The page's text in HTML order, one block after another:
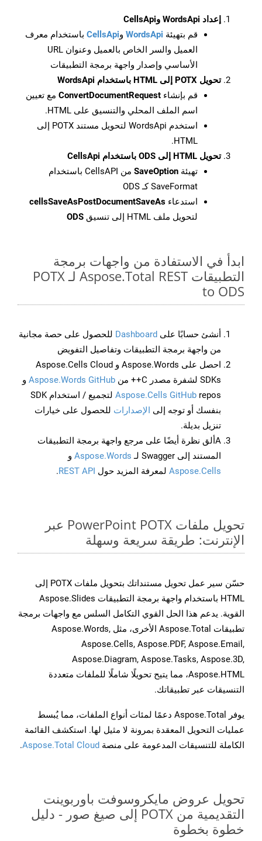
إعداد WordsApi وCellsApi
قم بتهيئة WordsApi وCellsApi باستخدام معرف
العميل والسر الخاص بالعميل وعنوان URL
الأساسي وإصدار واجهة برمجة التطبيقات
تحويل POTX إلى HTML باستخدام WordsApi
قم بإنشاء ConvertDocumentRequest مع تعيين
اسم الملف المحلي والتنسيق على HTML.
استخدم WordsApi لتحويل مستند POTX إلى
HTML.
تحويل HTML إلى ODS باستخدام CellsApi
تهيئة SaveOption
من CellsAPI باستخدام
SaveFormat كـ ODS
استدعاء cellsSaveAsPostDocumentSaveAs
لتحويل ملف HTML إلى تنسيق
ODS
ابدأ في الاستفادة من واجهات برمجة
التطبيقات Aspose.Total REST لـ POTX
to ODS
أنشئ حسابًا على Dashboard للحصول على حصة مجانية
من واجهة برمجة التطبيقات وتفاصيل التفويض
احصل على Aspose.Words و Aspose.Cells Cloud
SDKs لشفرة مصدر C++ من
Aspose.Words GitHub و
Aspose.Cells GitHub
repos لتجميع / استخدام SDK
بنفسك أو توجه إلى الإصدارات للحصول على خيارات
تنزيل بديلة.
Aألق نظرة أيضًا على مرجع واجهة برمجة التطبيقات
المستند إلى Swagger لـ
Aspose.Words و
Aspose.Cells لمعرفة المزيد حول REST API
.
تحويل ملفات PowerPoint POTX عبر
الإنترنت: طريقة سريعة وسهلة
حسّن سير عمل تحويل مستنداتك بتحويل ملفات POTX إلى
HTML باستخدام واجهة برمجة التطبيقات Aspose.Slides
القوية. يدعم هذا الحل القوي التكامل السلس مع واجهات برمجة
تطبيقات Aspose.Total الأخرى، مثل Aspose.Words,
Aspose.Cells, Aspose.PDF, Aspose.Email,
Aspose.Diagram, Aspose.Tasks, Aspose.3D,
Aspose.HTML، مما يتيح تحويلًا شاملًا للملفات متعددة
التنسيقات عبر تطبيقاتك.
يوفر Aspose.Total دعمًا لمئات أنواع الملفات، مما يُبسط
عمليات التحويل المعقدة بمرونة لا مثيل لها. استكشف القائمة
الكاملة للتنسيقات المدعومة على منصة Aspose.Total Cloud
.
تحويل عروض مايكروسوفت باوربوينت
التقديمية من POTX إلى صيغ صور - دليل
خطوة بخطوة